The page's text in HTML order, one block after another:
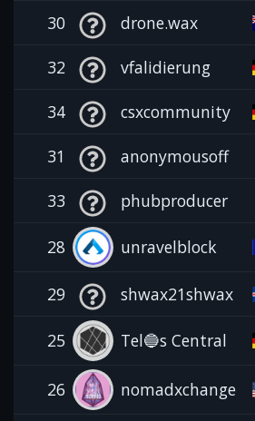
30 drone.wax
32 vfalidierung
34 csxcommunity
31 anonymousoff
33 phubproducer
28 unravelblock
29 shwax21shwax
25 Tel🔵s Central
26 nomadxchange